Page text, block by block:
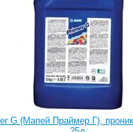
G (Мапей Праймер Г),